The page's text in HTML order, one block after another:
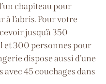
chapiteau pour
à l’abris. Pour votre
jusqu’à 350
et 300 personnes pour
dispose aussi d’une
avec 45 couchages dans